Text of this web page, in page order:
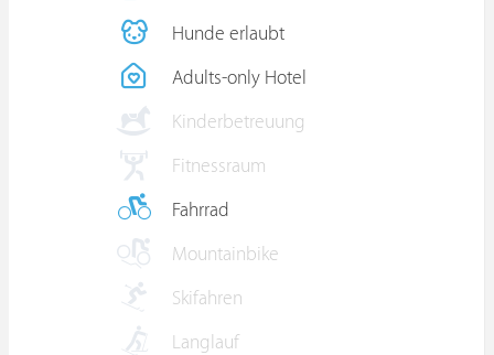
Hunde erlaubt
Adults-only Hotel
Kinderbetreuung
Fitnessraum
Fahrrad
Mountainbike
Skifahren
Langlauf